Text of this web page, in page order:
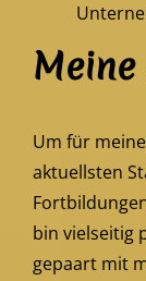
Um für
aktuellsten
bin vielseitig
gepaart mit